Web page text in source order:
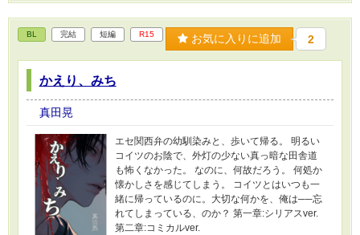
としておきます。 ◇◇◇ この物語はフィクショ
ンです。 登場する人物・団体・名称等は架空で
あり、実在の人物・団体・名称等とは一切関係
認・推奨するものではありません。 ◇◇◇
BL 完結 短編 R15 お気に入りに追加 2
かえり、みち
真田晃
エセ関西弁の幼馴染みと、歩いて帰る。 明るい
コイツのお陰で、外灯の少ない真っ暗な田舎道
も怖くなかった。 なのに、何故だろう。 何処か
懐かしさを感じてしまう。 コイツとはいつも一
緒に帰っているのに。大切な何かを、俺は──忘
れてしまっている、のか？ 第一章:シリアスver.
第二章:コミカルver.